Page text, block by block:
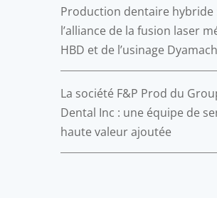
Production dentaire hybride
l’alliance de la fusion laser
HBD et de l’usinage Dyamach
La société F&P Prod du
Dental Inc : une équipe de
haute valeur ajoutée